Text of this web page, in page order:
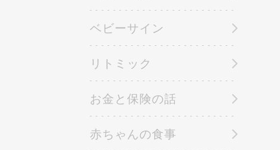
ベビーサイン
リトミック
お金と保険の話
赤ちゃんの食事